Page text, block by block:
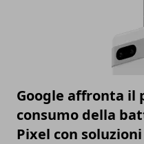
Google affronta il
consumo della
Pixel con